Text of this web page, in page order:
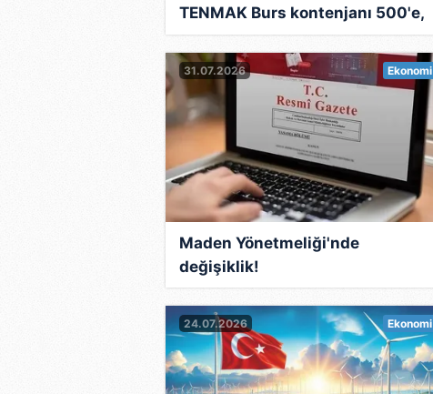
TENMAK Burs kontenjanı 500'e,
bölüm sayısı 38'e çıktı
31.07.2026 Ekonomi
Maden Yönetmeliği'nde
değişiklik!
24.07.2026 Ekonomi